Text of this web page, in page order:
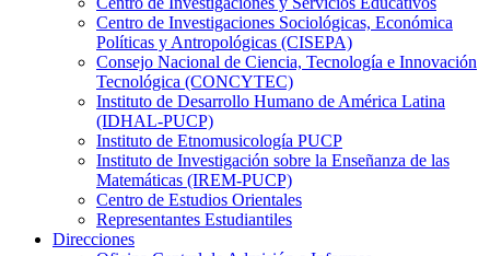
Centro de Investigaciones Sociológicas, Económica
Políticas y Antropológicas (CISEPA)
Consejo Nacional de Ciencia, Tecnología e Innovación
Tecnológica (CONCYTEC)
Instituto de Desarrollo Humano de América Latina
(IDHAL-PUCP)
Instituto de Etnomusicología PUCP
Instituto de Investigación sobre la Enseñanza de las
Matemáticas (IREM-PUCP)
Centro de Estudios Orientales
Representantes Estudiantiles
Direcciones